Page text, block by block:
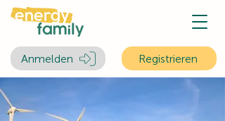
Anmelden Registrieren